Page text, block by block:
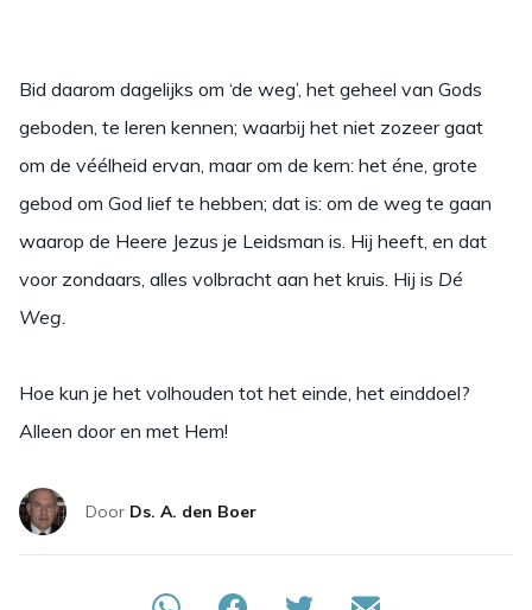
Bid daarom dagelijks om ‘de weg’, het geheel van Gods
geboden, te leren kennen; waarbij het niet zozeer gaat
om de véélheid ervan, maar om de kern: het éne, grote
gebod om God lief te hebben; dat is: om de weg te gaan
waarop de Heere Jezus je Leidsman is. Hij heeft, en dat
voor zondaars, alles volbracht aan het kruis. Hij is Dé
Weg.
Hoe kun je het volhouden tot het einde, het einddoel?
Alleen door en met Hem!
Door Ds. A. den Boer